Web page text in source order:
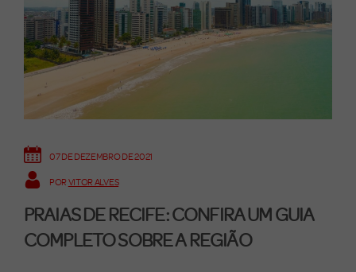
07 DE DEZEMBRO DE 2021
PORVITOR ALVES
PRAIAS DE RECIFE: CONFIRA UM GUIA
COMPLETO SOBRE A REGIÃO